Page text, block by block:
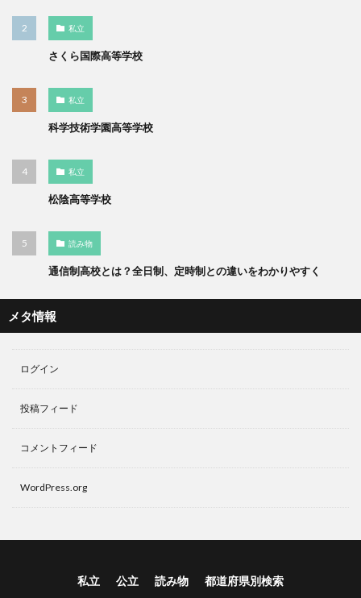
私立
さくら国際高等学校
私立
科学技術学園高等学校
私立
松陰高等学校
読み物
通信制高校とは？全日制、定時制との違いをわかりやすく
メタ情報
ログイン
投稿フィード
コメントフィード
WordPress.org
私立 公立 読み物 都道府県別検索